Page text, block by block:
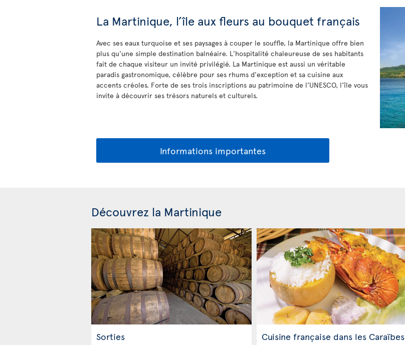
La Martinique, l’île aux fleurs au bouquet français
Avec ses eaux turquoise et ses paysages à couper le souffle, la Martinique offre bien
plus qu'une simple destination balnéaire. L'hospitalité chaleureuse de ses habitants
fait de chaque visiteur un invité privilégié. La Martinique est aussi un véritable
paradis gastronomique, célèbre pour ses rhums d'exception et sa cuisine aux
accents créoles. Forte de ses trois inscriptions au patrimoine de l'UNESCO, l'île vous
invite à découvrir ses trésors naturels et culturels.
Informations importantes
Découvrez la Martinique
Sorties Cuisine française dans les Caraïbes